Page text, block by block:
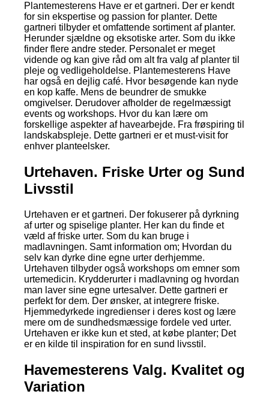
Plantemesterens Have er et gartneri. Der er kendt
for sin ekspertise og passion for planter. Dette
gartneri tilbyder et omfattende sortiment af planter.
Herunder sjældne og eksotiske arter. Som du ikke
finder flere andre steder. Personalet er meget
vidende og kan give råd om alt fra valg af planter til
pleje og vedligeholdelse. Plantemesterens Have
har også en dejlig café. Hvor besøgende kan nyde
en kop kaffe. Mens de beundrer de smukke
omgivelser. Derudover afholder de regelmæssigt
events og workshops. Hvor du kan lære om
forskellige aspekter af havearbejde. Fra frøspiring til
landskabspleje. Dette gartneri er et must-visit for
enhver planteelsker.
Urtehaven. Friske Urter og Sund
Livsstil
Urtehaven er et gartneri. Der fokuserer på dyrkning
af urter og spiselige planter. Her kan du finde et
væld af friske urter. Som du kan bruge i
madlavningen. Samt information om; Hvordan du
selv kan dyrke dine egne urter derhjemme.
Urtehaven tilbyder også workshops om emner som
urtemedicin. Krydderurter i madlavning og hvordan
man laver sine egne urtesalver. Dette gartneri er
perfekt for dem. Der ønsker, at integrere friske.
Hjemmedyrkede ingredienser i deres kost og lære
mere om de sundhedsmæssige fordele ved urter.
Urtehaven er ikke kun et sted, at købe planter; Det
er en kilde til inspiration for en sund livsstil.
Havemesterens Valg. Kvalitet og
Variation